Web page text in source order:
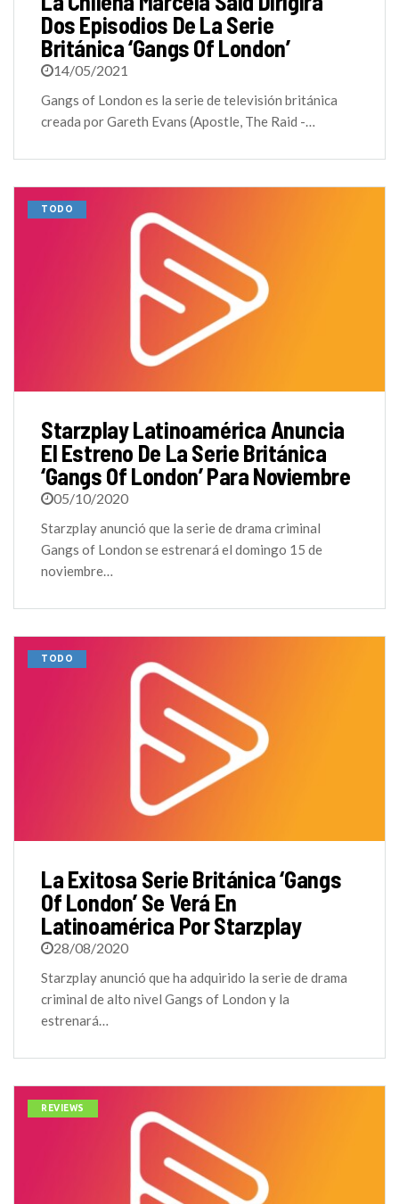
Dos Episodios De La Serie
Británica ‘Gangs Of London’
14/05/2021
Gangs of London es la serie de televisión británica
creada por Gareth Evans (Apostle, The Raid -…
TODO
Starzplay Latinoamérica Anuncia
El Estreno De La Serie Británica
‘Gangs Of London’ Para Noviembre
05/10/2020
Starzplay anunció que la serie de drama criminal
Gangs of London se estrenará el domingo 15 de
noviembre…
TODO
La Exitosa Serie Británica ‘Gangs
Of London’ Se Verá En
Latinoamérica Por Starzplay
28/08/2020
Starzplay anunció que ha adquirido la serie de drama
criminal de alto nivel Gangs of London y la
estrenará…
REVIEWS